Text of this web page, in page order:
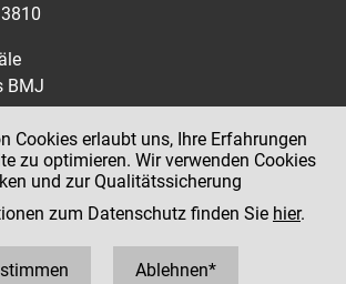
BMJ
Cookies erlaubt uns, Ihre Erfahrungen
zu optimieren. Wir verwenden Cookies
und zur Qualitätssicherung
zum Datenschutz finden Sie hier.
Ablehnen*